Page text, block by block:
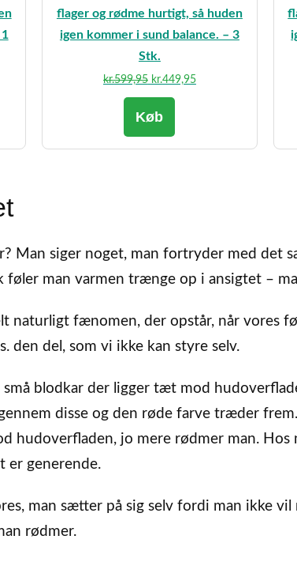
flager og rødme hurtigt, så huden
igen kommer i sund balance. – 3
Stk.
kr.599,95 Den
oprindelige
pris
kr.599,95.
kr.449,95Den
kr.449,95.
Køb
Man siger noget, man fortryder med det
føler man varmen trænge op i ansigtet –
naturligt fænomen, der opstår, når vores
den del, som vi ikke kan styre selv.
små blodkar der ligger tæt mod
disse og den røde farve træder
hudoverfladen, jo mere rødmer man. Hos
er generende.
man sætter på sig selv fordi man ikke
rødmer.